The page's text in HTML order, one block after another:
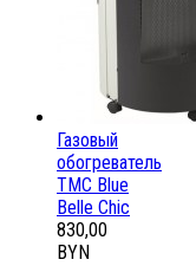
Газовый
обогреватель
ТМС Blue
Belle Chic
830,00
BYN